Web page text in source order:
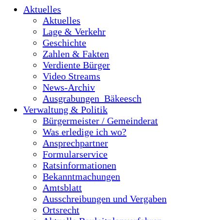
Aktuelles
Aktuelles
Lage & Verkehr
Geschichte
Zahlen & Fakten
Verdiente Bürger
Video Streams
News-Archiv
Ausgrabungen_Bäkeesch
Verwaltung & Politik
Bürgermeister / Gemeinderat
Was erledige ich wo?
Ansprechpartner
Formularservice
Ratsinformationen
Bekanntmachungen
Amtsblatt
Ausschreibungen und Vergaben
Ortsrecht